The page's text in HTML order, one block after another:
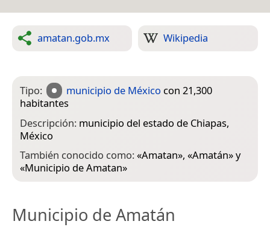
amatan.gob.mx Wikipedia
Tipo: municipio de México con 21,300
habitantes
Descripción: municipio del estado de Chiapas,
México
También conocido como:«Amatan», «Amatán» y
«Municipio de Amatan»
Municipio de Amatán